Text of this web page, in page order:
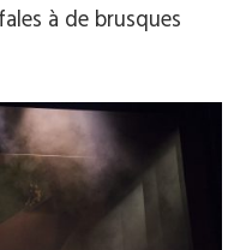
à de brusques